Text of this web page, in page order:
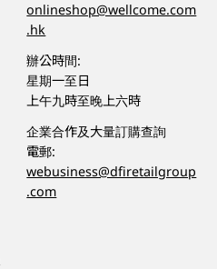
onlineshop@wellcome.com
.hk
辦公時間:
星期一至日
上午九時至晚上六時
企業合作及大量訂購查詢
電郵:
webusiness@dfiretailgroup
.com